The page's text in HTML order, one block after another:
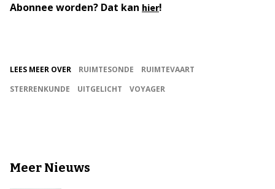
Abonnee worden? Dat kan hier!
LEES MEER OVER RUIMTESONDE
RUIMTEVAART
STERRENKUNDE
UITGELICHT VOYAGER
Meer Nieuws